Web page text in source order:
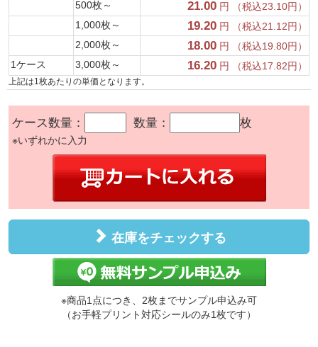
500枚～
21.00 円 （税込23.10円）
1,000枚～
19.20 円 （税込21.12円）
2,000枚～
18.00 円 （税込19.80円）
1ケース
3,000枚～ 16.20 円 （税込17.82円）
上記は1枚あたりの単価となります。
ケース数量： 数量： 枚
※いずれかに入力
在庫をチェックする
※商品1点につき、2枚までサンプル申込み可
（お手軽プリント対応シールのみ1枚です）